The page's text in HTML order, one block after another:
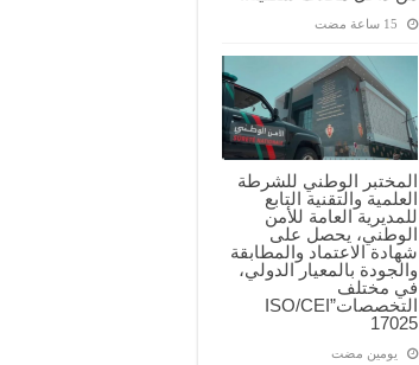
المختبر الوطني للشرطة
العلمية والتقنية التابع
للمديرية العامة للأمن
الوطني، يحصل على
شهادة الاعتماد والمطابقة
والجودة بالمعيار الدولي،
في مختلف
التخصصات”ISO/CEI
17025
‏يومين مضت